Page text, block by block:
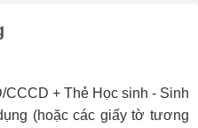
CCCD + Thẻ Học sinh - Sinh
(hoặc các giấy tờ tương